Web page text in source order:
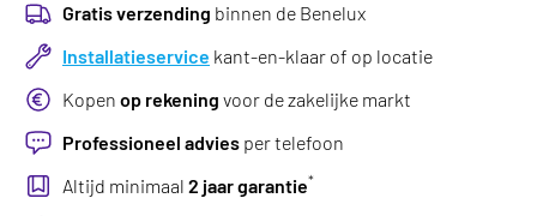
Gratis verzending binnen de Benelux
Installatieservice kant-en-klaar of op locatie
Kopen op rekening voor de zakelijke markt
Professioneel advies per telefoon
Altijd minimaal 2 jaar garantie*